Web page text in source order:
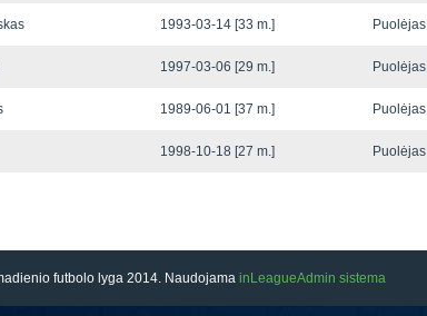
1993-03-14 [33 m.] Puolėjas
1997-03-06 [29 m.] Puolėjas
1989-06-01 [37 m.] Puolėjas
1998-10-18 [27 m.] Puolėjas
futbolo lyga 2014. Naudojama inLeagueAdmin sistema